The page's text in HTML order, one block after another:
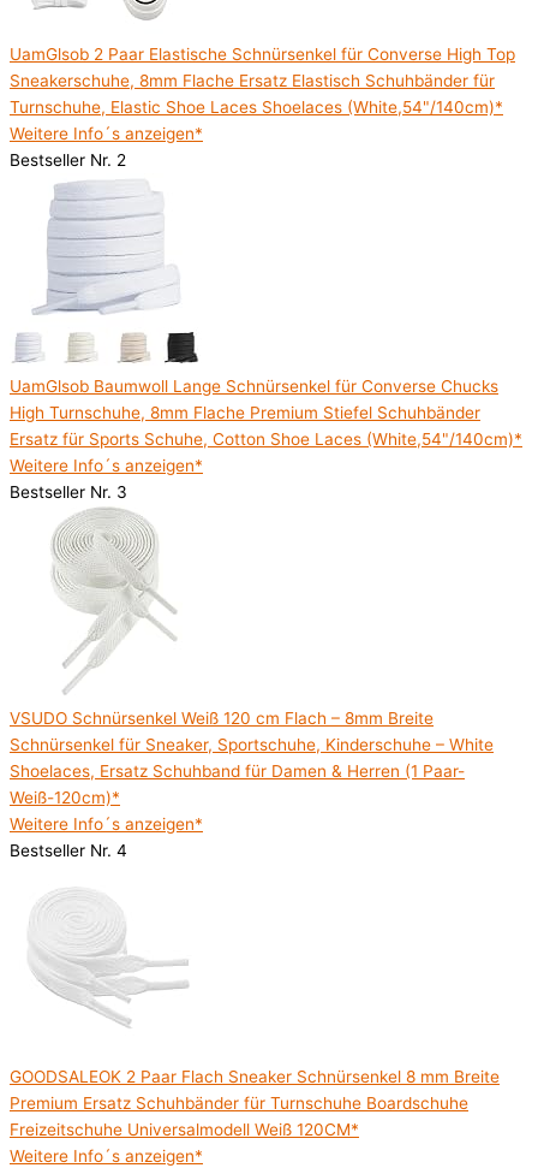
UamGlsob 2 Paar Elastische Schnürsenkel für Converse High Top
Sneakerschuhe, 8mm Flache Ersatz Elastisch Schuhbänder für
Turnschuhe, Elastic Shoe Laces Shoelaces (White,54"/140cm)*
Weitere Info´s anzeigen*
Bestseller Nr. 2
UamGlsob Baumwoll Lange Schnürsenkel für Converse Chucks
High Turnschuhe, 8mm Flache Premium Stiefel Schuhbänder
Ersatz für Sports Schuhe, Cotton Shoe Laces (White,54"/140cm)*
Weitere Info´s anzeigen*
Bestseller Nr. 3
VSUDO Schnürsenkel Weiß 120 cm Flach – 8mm Breite
Schnürsenkel für Sneaker, Sportschuhe, Kinderschuhe – White
Shoelaces, Ersatz Schuhband für Damen & Herren (1 Paar-
Weiß-120cm)*
Weitere Info´s anzeigen*
Bestseller Nr. 4
GOODSALEOK 2 Paar Flach Sneaker Schnürsenkel 8 mm Breite
Premium Ersatz Schuhbänder für Turnschuhe Boardschuhe
Freizeitschuhe Universalmodell Weiß 120CM*
Weitere Info´s anzeigen*